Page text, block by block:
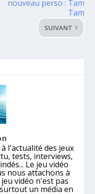
nouveau perso : Tam
Tam
SUIVANT
l'actualité des jeux
tests, interviews,
Le jeu vidéo
nous attachons à
vidéo n'est pas
un média en